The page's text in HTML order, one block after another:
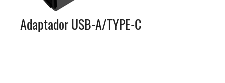
Adaptador USB-A/TYPE-C